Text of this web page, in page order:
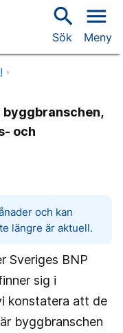
search
Sök
menu
Meny
och
och kan
längre är aktuell.
Sveriges BNP
sig i
konstatera att de
byggbranschen